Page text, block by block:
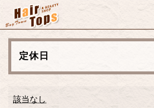
定休日
休該当なし